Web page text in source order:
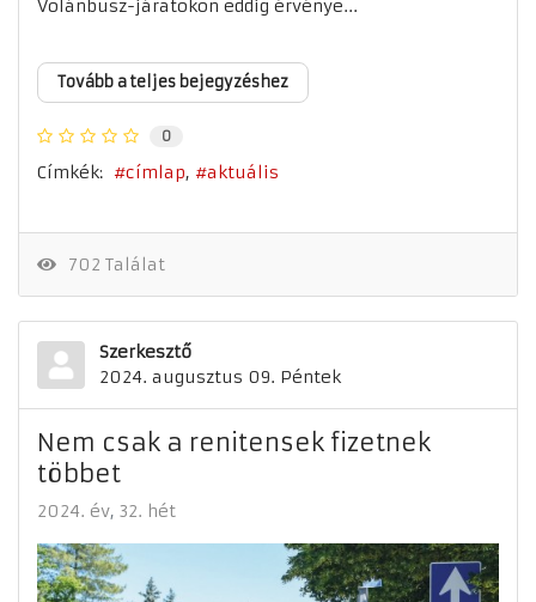
Volánbusz-járatokon eddig érvénye...
Tovább a teljes bejegyzéshez
0
Címkék: címlap aktuális
702 Találat
Szerkesztő
2024. augusztus 09. Péntek
Nem csak a renitensek fizetnek
többet
2024. év 32. hét